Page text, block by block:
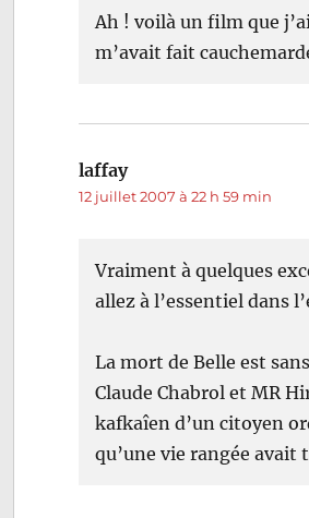
Ah ! voilà un film que
m’avait fait
laffaydit :
12 juillet 2007 à 22 h 59 min
Vraiment à quelques
allez à l’essentiel dans
La mort de Belle est
Claude Chabrol et MR
kafkaîen d’un citoyen
qu’une vie rangée